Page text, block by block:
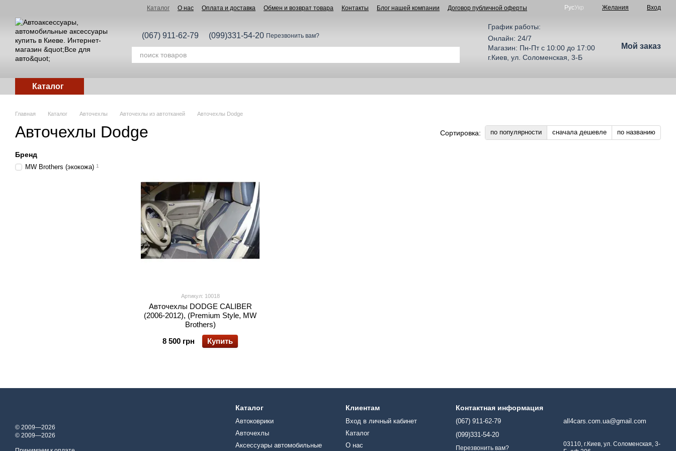
Каталог О нас Оплата и доставка Обмен и возврат товара Контакты Блог нашей компании Договор публичной оферты РусУкр Желания Вход
(067) 911-62-79 (099)331-54-20 Перезвонить вам?
График работы:
Онлайн: 24/7
Магазин: Пн-Пт с 10:00 до 17:00
г.Киев, ул. Соломенская, 3-Б
Мой заказ
Каталог
Главная Каталог Авточехлы Авточехлы из автотканей Авточехлы Dodge
Авточехлы Dodge Сортировка: по популярности сначала дешевле по названию
Артикул: 10018
Авточехлы DODGE CALIBER
(2006-2012), (Premium Style, MW
Brothers)
8 500 грн
Купить
Бренд
MW Brothers (экокожа) 1
© 2009—2026
© 2009—2026
Каталог
Автоковрики
Авточехлы
Аксессуары автомобильные
Клиентам
Вход в личный кабинет
Каталог
О нас
Контактная информация
(067) 911-62-79
(099)331-54-20
Перезвонить вам?
all4cars.com.ua@gmail.com
03110, г.Киев, ул. Соломенская, 3-